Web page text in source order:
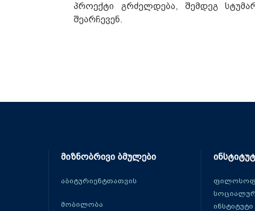
პროექტი გრძელდება, შემდეგ
შეარჩევენ.
მიზნობრივი ბმულები
აბიტურიენტთათვის
მობილობა
ინსტიტუტი